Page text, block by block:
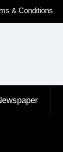
& Conditions